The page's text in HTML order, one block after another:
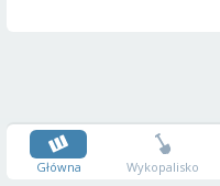
Główna Wykopalisko